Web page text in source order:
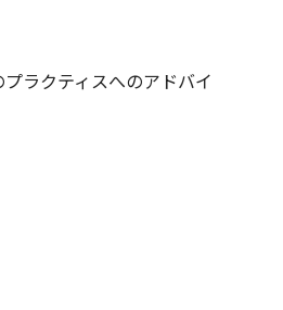
ラクティスへのアドバイ